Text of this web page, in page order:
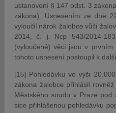
ustanovení § 147 odst. 3 zákona
zákona). Usnesením ze dne
vyloučil nárok žalobce vůči
2014, č. j. Ncp 543/2014-
(vyloučené) věci jsou v
tohoto usnesení postoupil k
[15] Pohledávku ve výši
zákona žalobce přihlásil
Městského soudu v Praze
sice přihlášenou pohledávku